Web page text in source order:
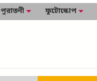
পুরাতনী ফুটোস্কোপ